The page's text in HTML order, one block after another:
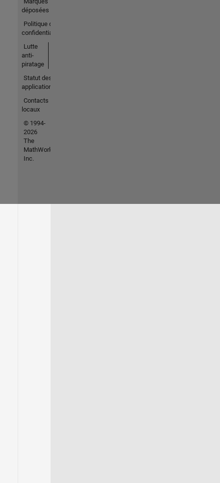
déposées
Politique de
confidentialité
Lutte
anti-
piratage
Statut des
applications
Contacts
locaux
© 1994-
2026
The
MathWorks,
Inc.